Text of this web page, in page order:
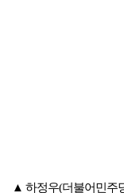
▲ 하정우(더불어민주